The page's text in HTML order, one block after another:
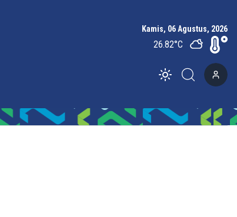
Kamis, 06 Agustus, 2026
26.82°C
Toggle theme